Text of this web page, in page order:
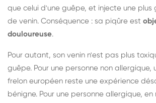
que celui d'une guêpe, et injecte une
de venin. Conséquence : sa piqûre est
douloureuse.
Pour autant, son venin n'est pas plus
guêpe. Pour une personne non allergique,
frelon européen reste une expérience
bénigne. Pour une personne allergique, en